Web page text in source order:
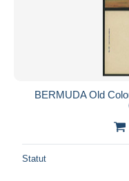
BERMUDA Old
Statut